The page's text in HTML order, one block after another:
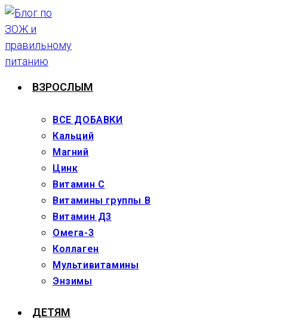
Перейти
к
содержимому
ВЗРОСЛЫМ
ВСЕ ДОБАВКИ
Кальций
Магний
Цинк
Витамин С
Витамины группы В
Витамин Д3
Омега-3
Коллаген
Мультивитамины
Энзимы
ДЕТЯМ